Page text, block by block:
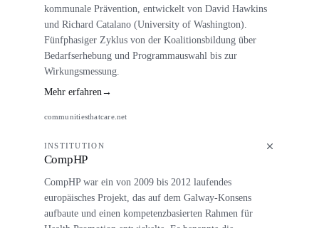
kommunale Prävention, entwickelt von David Hawkins
und Richard Catalano (University of Washington).
Fünfphasiger Zyklus von der Koalitionsbildung über
Bedarfserhebung und Programmauswahl bis zur
Wirkungsmessung.
Mehr erfahren →
communitiesthatcare.net
INSTITUTION
CompHP
CompHP war ein von 2009 bis 2012 laufendes
europäisches Projekt, das auf dem Galway-Konsens
aufbaute und einen kompetenzbasierten Rahmen für